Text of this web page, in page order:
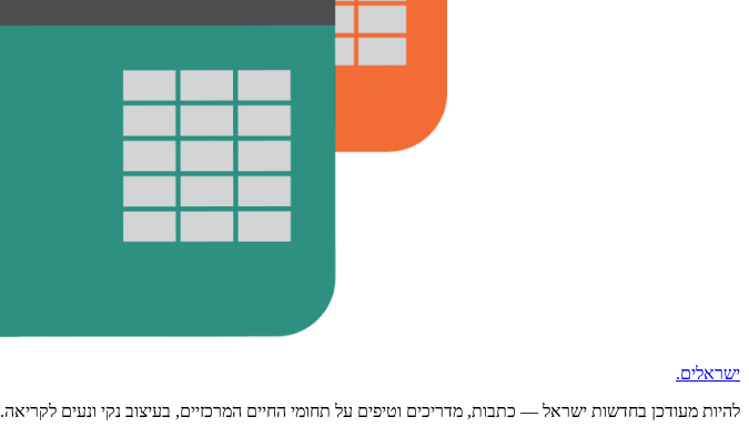
ישראלים.
להיות מעודכן בחדשות ישראל — כתבות, מדריכים וטיפים על תחומי החיים המרכזיים, בעיצוב נקי ונעים לקריאה.